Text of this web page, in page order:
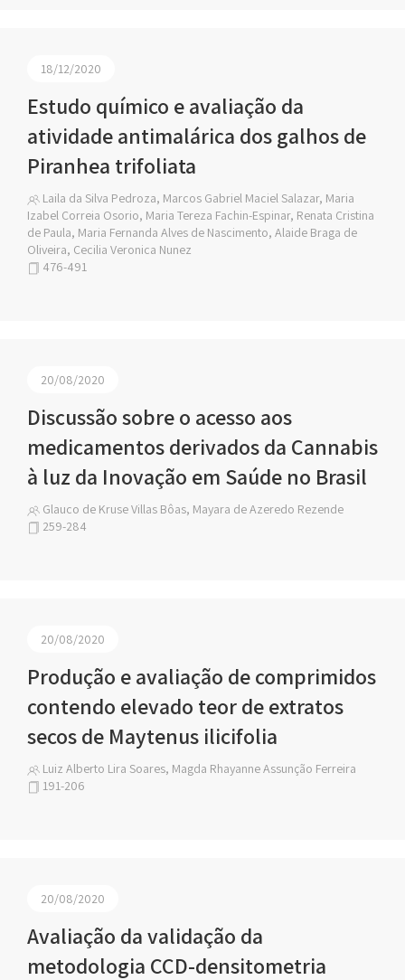
18/12/2020
Estudo químico e avaliação da
atividade antimalárica dos galhos de
Piranhea trifoliata
Laila da Silva Pedroza, Marcos Gabriel Maciel Salazar, Maria
Izabel Correia Osorio, Maria Tereza Fachin-Espinar, Renata Cristina
de Paula, Maria Fernanda Alves de Nascimento, Alaide Braga de
Oliveira, Cecilia Veronica Nunez
476-491
20/08/2020
Discussão sobre o acesso aos
medicamentos derivados da Cannabis
à luz da Inovação em Saúde no Brasil
Glauco de Kruse Villas Bôas, Mayara de Azeredo Rezende
259-284
20/08/2020
Produção e avaliação de comprimidos
contendo elevado teor de extratos
secos de Maytenus ilicifolia
Luiz Alberto Lira Soares, Magda Rhayanne Assunção Ferreira
191-206
20/08/2020
Avaliação da validação da
metodologia CCD-densitometria